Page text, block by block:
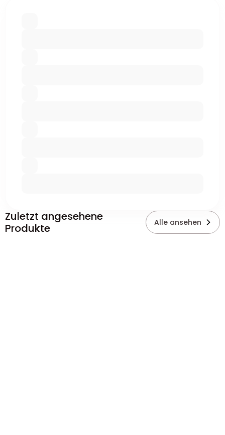
Zuletzt angesehene
Produkte
Alle ansehen